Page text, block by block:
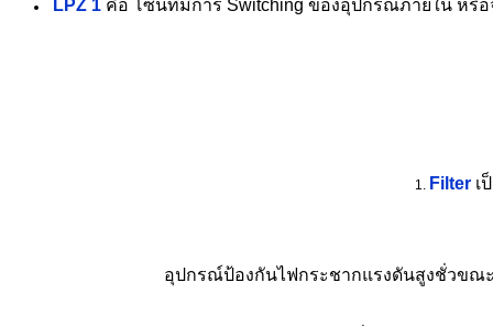
LPZ 1 คือ โซนที่มีการ Switching ของอุปกรณ์ภายใน หรื
Filter เ
อุปกรณ์ป้องกันไฟกระชากแรงดันสูงชั่วขณ